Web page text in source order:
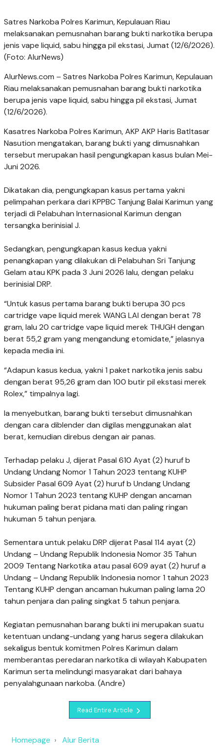
Satres Narkoba Polres Karimun, Kepulauan Riau
melaksanakan pemusnahan barang bukti narkotika berupa
jenis vape liquid, sabu hingga pil ekstasi, Jumat (12/6/2026).
(Foto: AlurNews)
AlurNews.com – Satres Narkoba Polres Karimun, Kepulauan
Riau melaksanakan pemusnahan barang bukti narkotika
berupa jenis vape liquid, sabu hingga pil ekstasi, Jumat
(12/6/2026).
Kasatres Narkoba Polres Karimun, AKP AKP Haris Batltasar
Nasution mengatakan, barang bukti yang dimusnahkan
tersebut merupakan hasil pengungkapan kasus bulan Mei-
Juni 2026.
Dikatakan dia, pengungkapan kasus pertama yakni
pelimpahan perkara dari KPPBC Tanjung Balai Karimun yang
terjadi di Pelabuhan Internasional Karimun dengan
tersangka berinisial J.
Sedangkan, pengungkapan kasus kedua yakni
penangkapan yang dilakukan di Pelabuhan Sri Tanjung
Gelam atau KPK pada 3 Juni 2026 lalu, dengan pelaku
berinisial DRP.
“Untuk kasus pertama barang bukti berupa 30 pcs
cartridge vape liquid merek WANG LAI dengan berat 78
gram, lalu 20 cartridge vape liquid merek THUGH dengan
berat 55,2 gram yang mengandung etomidate,” jelasnya
kepada media ini.
“Adapun kasus kedua, yakni 1 paket narkotika jenis sabu
dengan berat 95,26 gram dan 100 butir pil ekstasi merek
Rolex,” timpalnya lagi.
Ia menyebutkan, barang bukti tersebut dimusnahkan
dengan cara diblender dan digilas menggunakan alat
berat, kemudian direbus dengan air panas.
Terhadap pelaku J, dijerat Pasal 610 Ayat (2) huruf b
Undang Undang Nomor 1 Tahun 2023 tentang KUHP
Subsider Pasal 609 Ayat (2) huruf b Undang Undang
Nomor 1 Tahun 2023 tentang KUHP dengan ancaman
hukuman paling berat pidana mati dan paling ringan
hukuman 5 tahun penjara.
‎Sementara untuk pelaku DRP dijerat Pasal 114 ayat (2)
Undang – Undang Republik Indonesia Nomor 35 Tahun
2009 Tentang Narkotika atau pasal 609 ayat (2) huruf a
Undang – Undang Republik Indonesia nomor 1 tahun 2023
Tentang KUHP dengan ancaman hukuman paling lama 20
tahun penjara dan paling singkat 5 tahun penjara.
‎Kegiatan pemusnahan barang bukti ini merupakan suatu
ketentuan undang-undang yang harus segera dilakukan
sekaligus bentuk komitmen Polres Karimun dalam
memberantas peredaran narkotika di wilayah Kabupaten
Karimun serta melindungi masyarakat dari bahaya
penyalahgunaan narkoba. (Andre)
Read Entire Article
Homepage
Alur Berita